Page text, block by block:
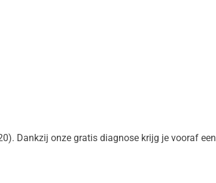
Dankzij onze gratis diagnose krijg je vooraf een